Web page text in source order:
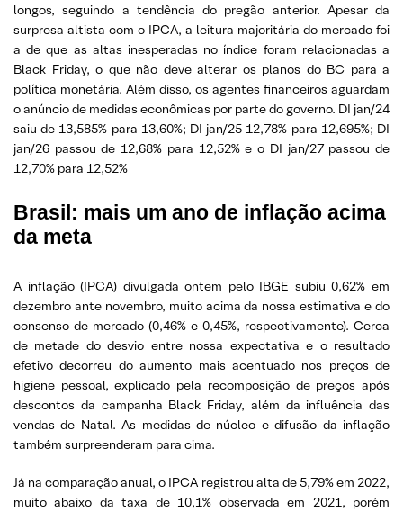
longos, seguindo a tendência do pregão anterior. Apesar da
surpresa altista com o IPCA, a leitura majoritária do mercado foi
a de que as altas inesperadas no índice foram relacionadas a
Black Friday, o que não deve alterar os planos do BC para a
política monetária. Além disso, os agentes financeiros aguardam
o anúncio de medidas econômicas por parte do governo. DI jan/24
saiu de 13,585% para 13,60%; DI jan/25 12,78% para 12,695%; DI
jan/26 passou de 12,68% para 12,52% e o DI jan/27 passou de
12,70% para 12,52%
Brasil: mais um ano de inflação acima
da meta
A inflação (IPCA) divulgada ontem pelo IBGE subiu 0,62% em
dezembro ante novembro, muito acima da nossa estimativa e do
consenso de mercado (0,46% e 0,45%, respectivamente). Cerca
de metade do desvio entre nossa expectativa e o resultado
efetivo decorreu do aumento mais acentuado nos preços de
higiene pessoal, explicado pela recomposição de preços após
descontos da campanha Black Friday, além da influência das
vendas de Natal. As medidas de núcleo e difusão da inflação
também surpreenderam para cima.
Já na comparação anual, o IPCA registrou alta de 5,79% em 2022,
muito abaixo da taxa de 10,1% observada em 2021, porém